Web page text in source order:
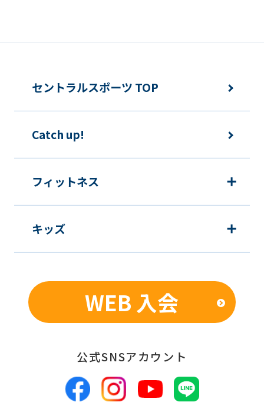
ご利用上の諸連絡や利用状況の確認の
む）等、新商品・サービスの立案・開
発・実施のため
新商品・サービスやイベント情報を含
個人を特定できないよう加工したうえ
での統計的なデータの作成、活用、公
■個人情報の管理
報は、適切かつ慎重に管理し、漏洩、改
ざん、紛失等がないよう適正な管理に努
めます。当社において安全管理のために
セントラルスポーツ TOP
Catch up!
フィットネス
キッズ
WEB 入会
公式SNSアカウント